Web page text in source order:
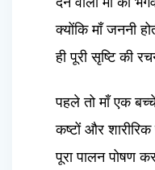
क्योंकि माँ जननी
ही पूरी सृष्टि की
पहले तो माँ एक
कष्टों और
पूरा पालन पोषण